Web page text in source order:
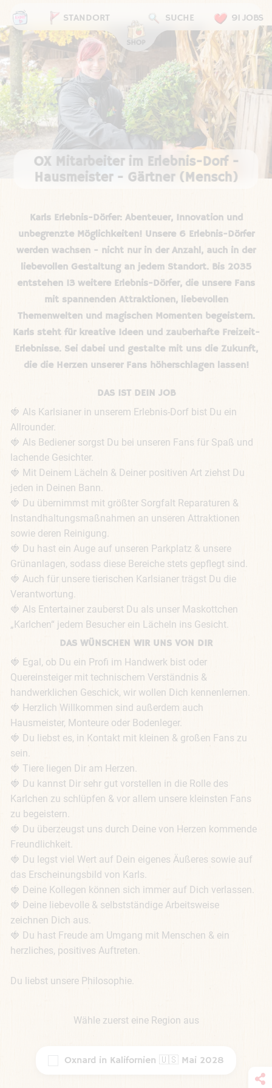
STANDORT SUCHE 91 JOBS
OX Mitarbeiter im Erlebnis-Dorf -
Hausmeister - Gärtner (Mensch)
Karls Erlebnis-Dörfer: Abenteuer, Innovation und
unbegrenzte Möglichkeiten! Unsere 6 Erlebnis-Dörfer
werden wachsen - nicht nur in der Anzahl, auch in der
liebevollen Gestaltung an jedem Standort. Bis 2035
entstehen 13 weitere Erlebnis-Dörfer, die unsere Fans
mit spannenden Attraktionen, liebevollen
Themenwelten und magischen Momenten begeistern.
Karls steht für kreative Ideen und zauberhafte Freizeit-
Erlebnisse. Sei dabei und gestalte mit uns die Zukunft,
die die Herzen unserer Fans höherschlagen lassen!
DAS IST DEIN JOB
🍓 Als Karlsianer in unserem Erlebnis-Dorf bist Du ein
Allrounder.
🍓 Als Bediener sorgst Du bei unseren Fans für Spaß und
lachende Gesichter.
🍓 Mit Deinem Lächeln & Deiner positiven Art ziehst Du
jeden in Deinen Bann.
🍓 Du übernimmst mit größter Sorgfalt Reparaturen &
Instandhaltungsmaßnahmen an unseren Attraktionen
sowie deren Reinigung.
🍓 Du hast ein Auge auf unseren Parkplatz & unsere
Grünanlagen, sodass diese Bereiche stets gepflegt sind.
🍓 Auch für unsere tierischen Karlsianer trägst Du die
Verantwortung.
🍓 Als Entertainer zauberst Du als unser Maskottchen
„Karlchen“ jedem Besucher ein Lächeln ins Gesicht.
DAS WÜNSCHEN WIR UNS VON DIR
🍓 Egal, ob Du ein Profi im Handwerk bist oder
Quereinsteiger mit technischem Verständnis &
handwerklichen Geschick, wir wollen Dich kennenlernen.
🍓 Herzlich Willkommen sind außerdem auch
Hausmeister, Monteure oder Bodenleger.
🍓 Du liebst es, in Kontakt mit kleinen & großen Fans zu
sein.
🍓 Tiere liegen Dir am Herzen.
🍓 Du kannst Dir sehr gut vorstellen in die Rolle des
Karlchen zu schlüpfen & vor allem unsere kleinsten Fans
zu begeistern.
🍓 Du überzeugst uns durch Deine von Herzen kommende
Freundlichkeit.
🍓 Du legst viel Wert auf Dein eigenes Äußeres sowie auf
das Erscheinungsbild von Karls.
🍓 Deine Kollegen können sich immer auf Dich verlassen.
🍓 Deine liebevolle & selbstständige Arbeitsweise
zeichnen Dich aus.
🍓 Du hast Freude am Umgang mit Menschen & ein
herzliches, positives Auftreten.
Du liebst unsere Philosophie.
Wähle zuerst eine Region aus
Oxnard in Kalifornien 🇺🇸 Mai 2028